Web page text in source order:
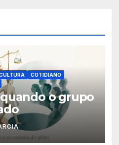
COTIDIANO
o grupo